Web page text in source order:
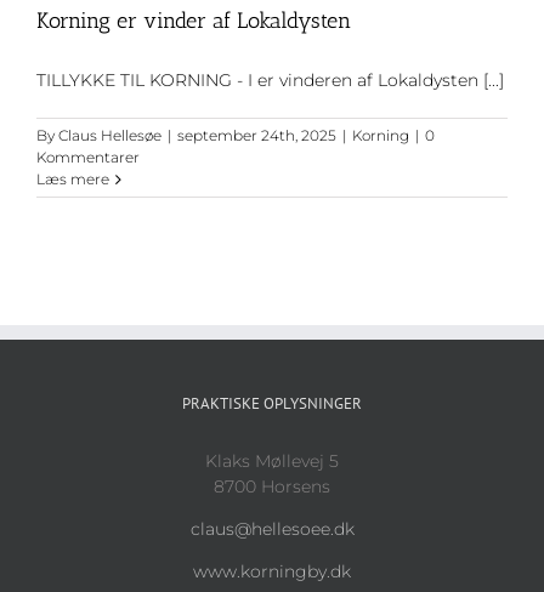
Korning er vinder af Lokaldysten
TILLYKKE TIL KORNING - I er vinderen af Lokaldysten [...]
By Claus Hellesøe | september 24th, 2025 | Korning | 0
Kommentarer
Læs mere
PRAKTISKE OPLYSNINGER
Klaks Møllevej 5
8700 Horsens
claus@hellesoee.dk
www.korningby.dk